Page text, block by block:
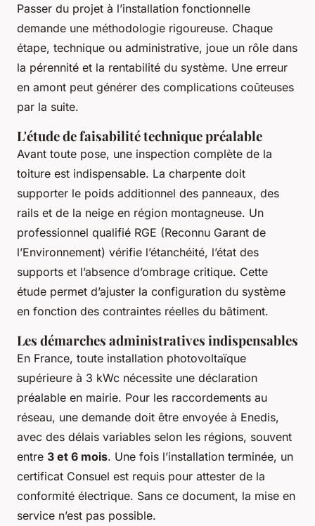
Passer du projet à l’installation fonctionnelle
demande une méthodologie rigoureuse. Chaque
étape, technique ou administrative, joue un rôle dans
la pérennité et la rentabilité du système. Une erreur
en amont peut générer des complications coûteuses
par la suite.
L'étude de faisabilité technique préalable
Avant toute pose, une inspection complète de la
toiture est indispensable. La charpente doit
supporter le poids additionnel des panneaux, des
rails et de la neige en région montagneuse. Un
professionnel qualifié RGE (Reconnu Garant de
l’Environnement) vérifie l’étanchéité, l’état des
supports et l’absence d’ombrage critique. Cette
étude permet d’ajuster la configuration du système
en fonction des contraintes réelles du bâtiment.
Les démarches administratives indispensables
En France, toute installation photovoltaïque
supérieure à 3 kWc nécessite une déclaration
préalable en mairie. Pour les raccordements au
réseau, une demande doit être envoyée à Enedis,
avec des délais variables selon les régions, souvent
entre 3 et 6 mois. Une fois l’installation terminée, un
certificat Consuel est requis pour attester de la
conformité électrique. Sans ce document, la mise en
service n’est pas possible.